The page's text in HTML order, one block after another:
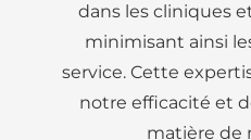
dans les cliniques
minimisant ainsi
service. Cette
notre efficacité et
matière de